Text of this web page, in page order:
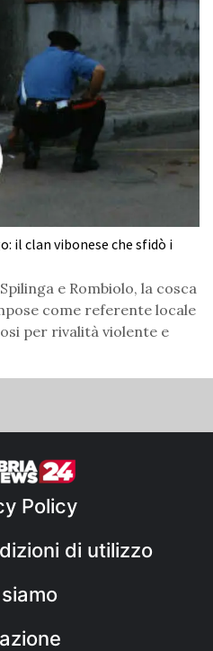
il clan vibonese che sfidò i
e Rombiolo, la cosca
come referente locale
per rivalità violente e
Policy
di utilizzo